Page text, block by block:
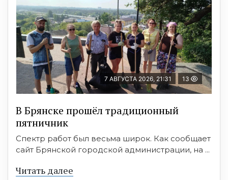
7 АВГУСТА 2026, 21:31 13
В Брянске прошёл традиционный
пятничник
Спектр работ был весьма широк. Как сообщает
сайт Брянской городской администрации, на ...
Читать далее